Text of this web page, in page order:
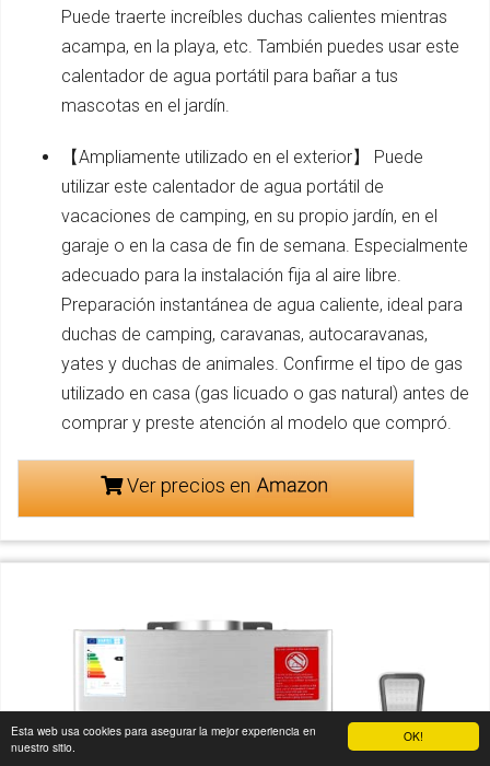
OK!
Esta web usa cookies para asegurar la mejor experiencia en
nuestro sitio.
Puede traerte increíbles duchas calientes mientras
acampa, en la playa, etc. También puedes usar este
calentador de agua portátil para bañar a tus
mascotas en el jardín.
【Ampliamente utilizado en el exterior】 Puede
utilizar este calentador de agua portátil de
vacaciones de camping, en su propio jardín, en el
garaje o en la casa de fin de semana. Especialmente
adecuado para la instalación fija al aire libre.
Preparación instantánea de agua caliente, ideal para
duchas de camping, caravanas, autocaravanas,
yates y duchas de animales. Confirme el tipo de gas
utilizado en casa (gas licuado o gas natural) antes de
comprar y preste atención al modelo que compró.
Ver precios en